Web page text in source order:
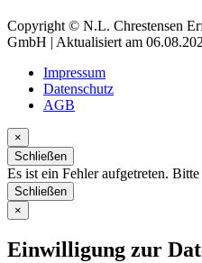
Copyright © N.L. Chrestensen
GmbH | Aktualisiert am
Impressum
Datenschutz
AGB
×
Schließen
Es ist ein Fehler aufgetreten.
Schließen
×
Einwilligung zur